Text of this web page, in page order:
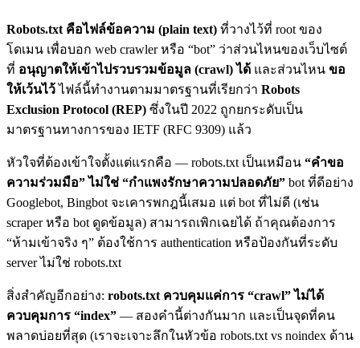
Robots.txt คือไฟล์ข้อความ (plain text) ที่วางไว้ที่ root ของ
โดเมน เพื่อบอก web crawler หรือ “bot” ว่าส่วนไหนของเว็บไซต์
ที่ อนุญาตให้เข้าไปรวบรวมข้อมูล (crawl) ได้ และส่วนไหน ขอ
ให้เว้นไว้ไฟล์นี้ทำงานตามมาตรฐานที่เรียกว่า Robots
Exclusion Protocol (REP) ซึ่งในปี 2022 ถูกยกระดับเป็น
มาตรฐานทางการของ IETF (RFC 9309) แล้ว
หัวใจที่ต้องเข้าใจตั้งแต่แรกคือ — robots.txt เป็นเหมือน “คำขอ
ความร่วมมือ” ไม่ใช่ “กำแพงรักษาความปลอดภัย” bot ที่ดีอย่าง
Googlebot, Bingbot จะเคารพกฎนี้เสมอ แต่ bot ที่ไม่ดี (เช่น
scraper หรือ bot ดูดข้อมูล) สามารถเพิกเฉยได้ ถ้าคุณต้องการ
“ห้ามเข้าจริง ๆ” ต้องใช้การ authentication หรือป้องกันที่ระดับ
server ไม่ใช่ robots.txt
สิ่งสำคัญอีกอย่าง: robots.txt ควบคุมแค่การ “crawl” ไม่ได้
ควบคุมการ “index” — สองคำนี้ต่างกันมาก และเป็นจุดที่คน
พลาดบ่อยที่สุด (เราจะเจาะลึกในหัวข้อ robots.txt vs noindex ด้าน